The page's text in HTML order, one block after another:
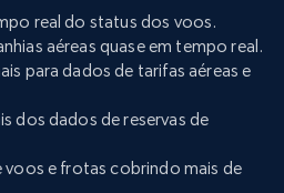
real do status dos voos.
aéreas quase em tempo real.
para dados de tarifas aéreas e
dos dados de reservas de
voos e frotas cobrindo mais de